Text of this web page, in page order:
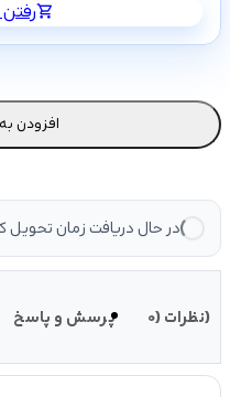
shopping_cart
افزودن
در حال دریافت زمان تحویل
پرسش و پاسخ نظرات (0)